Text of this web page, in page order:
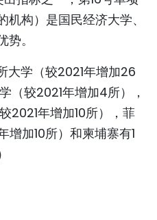
构）是国民经济大学、
。
大学（较2021年增加26
（较2021年增加4所），
2021年增加10所），菲
增加10所）和柬埔寨有1